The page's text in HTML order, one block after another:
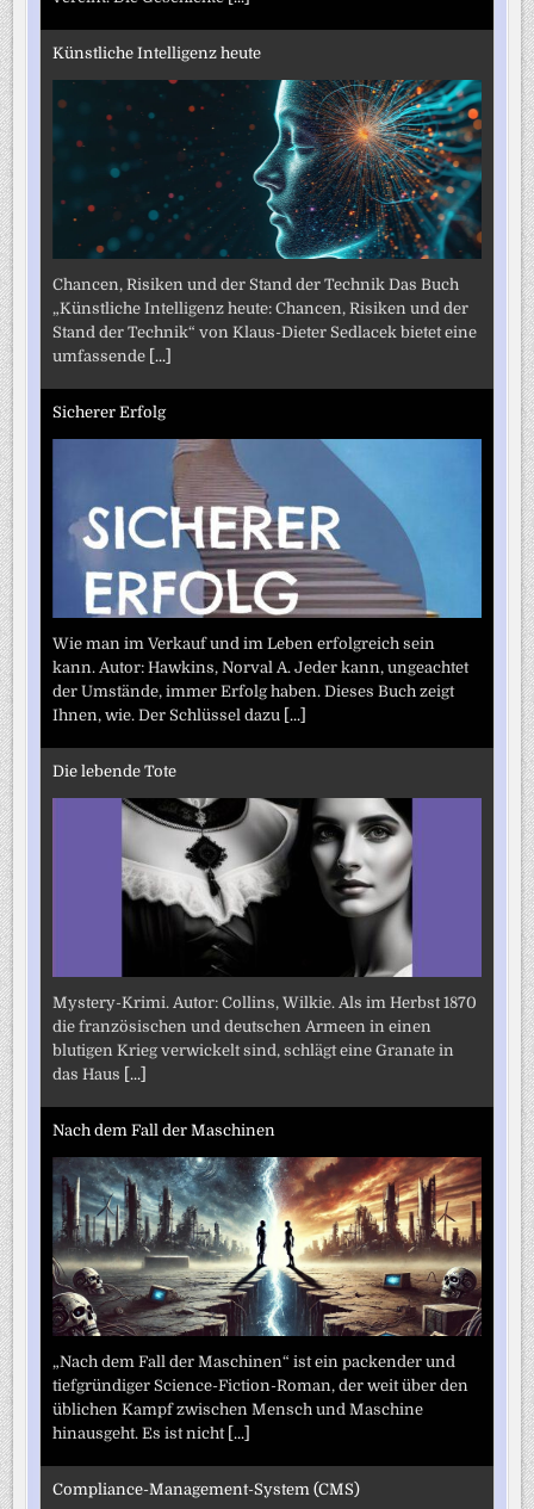
Künstliche Intelligenz heute
Chancen, Risiken und der Stand der Technik Das Buch
„Künstliche Intelligenz heute: Chancen, Risiken und der
Stand der Technik“ von Klaus-Dieter Sedlacek bietet eine
umfassende [...]
Sicherer Erfolg
Wie man im Verkauf und im Leben erfolgreich sein
kann. Autor: Hawkins, Norval A. Jeder kann, ungeachtet
der Umstände, immer Erfolg haben. Dieses Buch zeigt
Ihnen, wie. Der Schlüssel dazu [...]
Die lebende Tote
Mystery-Krimi. Autor: Collins, Wilkie. Als im Herbst 1870
die französischen und deutschen Armeen in einen
blutigen Krieg verwickelt sind, schlägt eine Granate in
das Haus [...]
Nach dem Fall der Maschinen
„Nach dem Fall der Maschinen“ ist ein packender und
tiefgründiger Science-Fiction-Roman, der weit über den
üblichen Kampf zwischen Mensch und Maschine
hinausgeht. Es ist nicht [...]
Compliance-Management-System (CMS)